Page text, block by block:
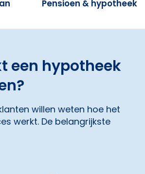
Pensioen & hypotheek
een hypotheek
willen weten hoe het
werkt. De belangrijkste